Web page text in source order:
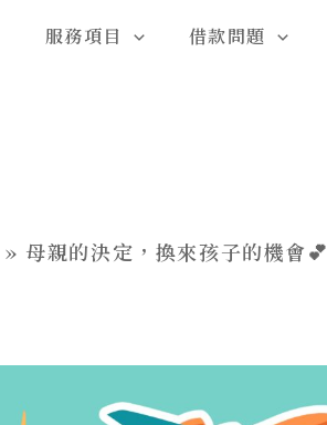
服務項目 借款問題
» 母親的決定，換來孩子的機會💕